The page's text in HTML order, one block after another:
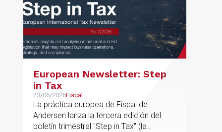
European Newsletter: Step
in Tax
23/06/2026Fiscal
La práctica europea de Fiscal de
Andersen lanza la tercera edición del
boletín trimestral "Step in Tax" (la